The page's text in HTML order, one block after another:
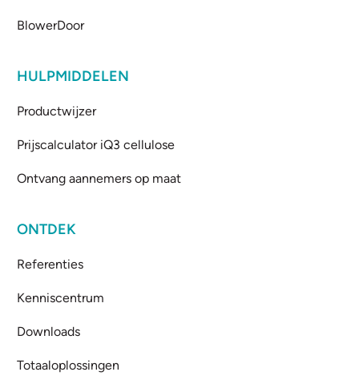
BlowerDoor
HULPMIDDELEN
Productwijzer
Prijscalculator iQ3 cellulose
Ontvang aannemers op maat
ONTDEK
Referenties
Kenniscentrum
Downloads
Totaaloplossingen